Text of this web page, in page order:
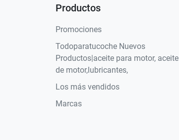
Productos
Promociones
Todoparatucoche Nuevos
Productos|aceite para motor, aceite
de motor,lubricantes,
Los más vendidos
Marcas